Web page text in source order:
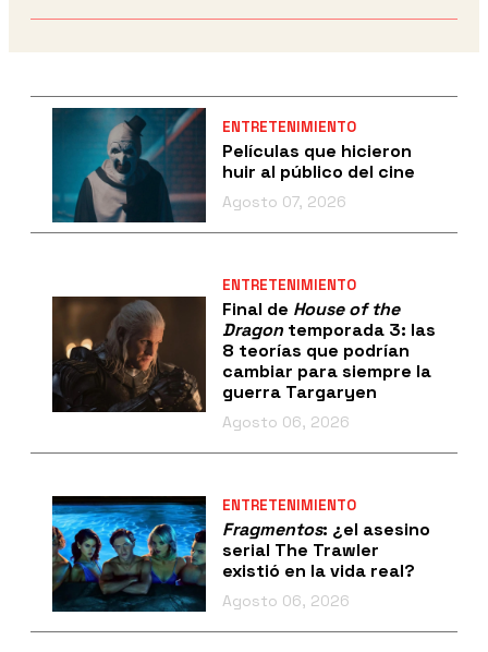
ENTRETENIMIENTO
Películas que hicieron
huir al público del cine
Agosto 07, 2026
ENTRETENIMIENTO
Final de House of the
Dragontemporada 3: las
8 teorías que podrían
cambiar para siempre la
guerra Targaryen
Agosto 06, 2026
ENTRETENIMIENTO
Fragmentos: ¿el asesino
serial The Trawler
existió en la vida real?
Agosto 06, 2026